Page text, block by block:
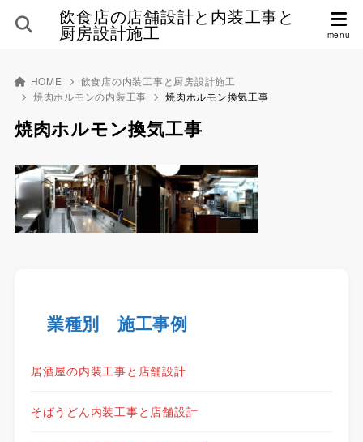
飲食店の店舗設計と内装工事と
厨房設計施工
HOME
飲食店の内装工事と厨房設計施工
焼肉ホルモンの内装工事
焼肉ホルモン換気工事
焼肉ホルモン換気工事
業種別 施工事例
居酒屋の内装工事と店舗設計
そばうどん内装工事と店舗設計